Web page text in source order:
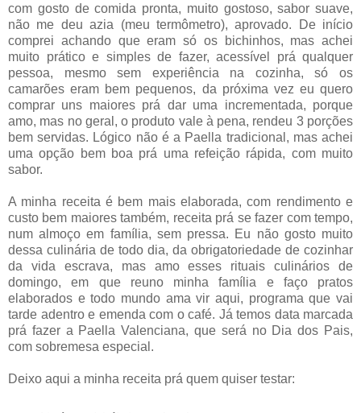
com gosto de comida pronta, muito gostoso, sabor suave,
não me deu azia (meu termômetro), aprovado. De início
comprei achando que eram só os bichinhos, mas achei
muito prático e simples de fazer, acessível prá qualquer
pessoa, mesmo sem experiência na cozinha, só os
camarões eram bem pequenos, da próxima vez eu quero
comprar uns maiores prá dar uma incrementada, porque
amo, mas no geral, o produto vale à pena, rendeu 3 porções
bem servidas. Lógico não é a Paella tradicional, mas achei
uma opção bem boa prá uma refeição rápida, com muito
sabor.
A minha receita é bem mais elaborada, com rendimento e
custo bem maiores também, receita prá se fazer com tempo,
num almoço em família, sem pressa. Eu não gosto muito
dessa culinária de todo dia, da obrigatoriedade de cozinhar
da vida escrava, mas amo esses rituais culinários de
domingo, em que reuno minha família e faço pratos
elaborados e todo mundo ama vir aqui, programa que vai
tarde adentro e emenda com o café. Já temos data marcada
prá fazer a Paella Valenciana, que será no Dia dos Pais,
com sobremesa especial.
Deixo aqui a minha receita prá quem quiser testar: